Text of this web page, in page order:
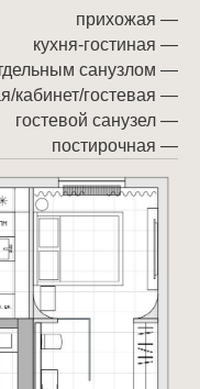
прихожая —
кухня-гостиная —
санузлом —
кабинет/гостевая —
гостевой санузел —
постирочная —